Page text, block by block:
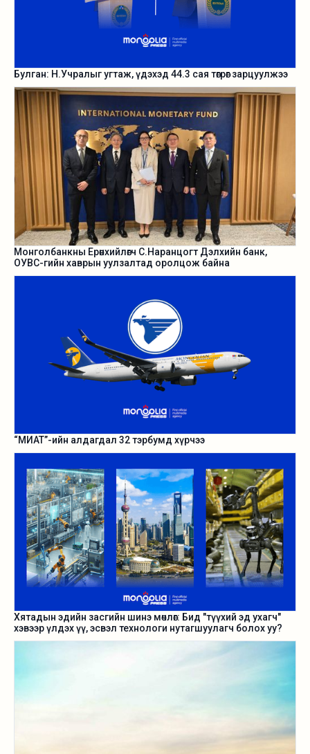
Булган: Н.Учралыг угтаж, үдэхэд 44.3 сая төгрөг зарцуулжээ
Монголбанкны Ерөнхийлөгч С.Наранцогт Дэлхийн банк,
ОУВС-гийн хаврын уулзалтад оролцож байна
“МИАТ”-ийн алдагдал 32 тэрбумд хүрчээ
Хятадын эдийн засгийн шинэ мөчлөг: Бид "түүхий эд ухагч"
хэвээр үлдэх үү, эсвэл технологи нутагшуулагч болох уу?